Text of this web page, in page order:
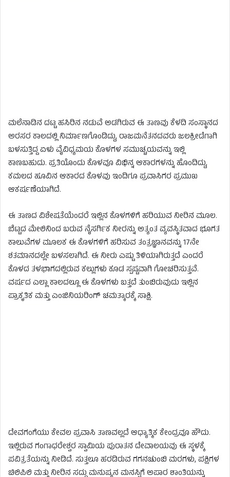
ಮಲೆನಾಡಿನ ದಟ್ಟ ಹಸಿರಿನ ನಡುವೆ ಅಡಗಿರುವ ಈ ತಾಣವು ಕೆಳದಿ ಸಂಸ್ಥಾನದ
ಅರಸರ ಕಾಲದಲ್ಲಿ ನಿರ್ಮಾಣಗೊಂಡಿದ್ದು, ರಾಜಮನೆತನದವರು ಜಲಕ್ರೀಡೆಗಾಗಿ
ಬಳಸುತ್ತಿದ್ದ ಏಳು ವೈವಿಧ್ಯಮಯ ಕೊಳಗಳ ಸಮುಚ್ಚಯವನ್ನು ಇಲ್ಲಿ
ಕಾಣಬಹುದು. ಪ್ರತಿಯೊಂದು ಕೊಳವೂ ವಿಭಿನ್ನ ಆಕಾರಗಳನ್ನು ಹೊಂದಿದ್ದು,
ಕಮಲದ ಹೂವಿನ ಆಕಾರದ ಕೊಳವು ಇಂದಿಗೂ ಪ್ರವಾಸಿಗರ ಪ್ರಮುಖ
ಆಕರ್ಷಣೆಯಾಗಿದೆ.
ಈ ತಾಣದ ವಿಶೇಷತೆಯೆಂದರೆ ಇಲ್ಲಿನ ಕೊಳಗಳಿಗೆ ಹರಿಯುವ ನೀರಿನ ಮೂಲ.
ಬೆಟ್ಟದ ಮೇಲಿನಿಂದ ಬರುವ ನೈಸರ್ಗಿಕ ನೀರನ್ನು ಅತ್ಯಂತ ವ್ಯವಸ್ಥಿತವಾದ ಭೂಗತ
ಕಾಲುವೆಗಳ ಮೂಲಕ ಈ ಕೊಳಗಳಿಗೆ ಹರಿಸುವ ತಂತ್ರಜ್ಞಾನವನ್ನು 17ನೇ
ಶತಮಾನದಲ್ಲೇ ಬಳಸಲಾಗಿದೆ. ಈ ನೀರು ಎಷ್ಟು ತಿಳಿಯಾಗಿರುತ್ತದೆ ಎಂದರೆ
ಕೊಳದ ತಳಭಾಗದಲ್ಲಿರುವ ಕಲ್ಲುಗಳು ಕೂಡ ಸ್ಪಷ್ಟವಾಗಿ ಗೋಚರಿಸುತ್ತವೆ.
ವರ್ಷದ ಎಲ್ಲಾ ಕಾಲದಲ್ಲೂ ಈ ಕೊಳಗಳು ಬತ್ತದೆ ತುಂಬಿರುವುದು ಇಲ್ಲಿನ
ಪ್ರಾಕೃತಿಕ ಮತ್ತು ಎಂಜಿನಿಯರಿಂಗ್ ಚಮತ್ಕಾರಕ್ಕೆ ಸಾಕ್ಷಿ.
ದೇವಗಂಗೆಯು ಕೇವಲ ಪ್ರವಾಸಿ ತಾಣವಲ್ಲದೆ ಆಧ್ಯಾತ್ಮಿಕ ಕೇಂದ್ರವೂ ಹೌದು.
ಇಲ್ಲಿರುವ ಗಂಗಾಧರೇಶ್ವರ ಸ್ವಾಮಿಯ ಪುರಾತನ ದೇವಾಲಯವು ಈ ಸ್ಥಳಕ್ಕೆ
ಪವಿತ್ರತೆಯನ್ನು ನೀಡಿದೆ. ಸುತ್ತಲೂ ಹರಡಿರುವ ಗಗನಚುಂಬಿ ಮರಗಳು, ಪಕ್ಷಿಗಳ
ಚಿಲಿಪಿಲಿ ಮತ್ತು ನೀರಿನ ಸದ್ದು ಮನುಷ್ಯನ ಮನಸ್ಸಿಗೆ ಅಪಾರ ಶಾಂತಿಯನ್ನು